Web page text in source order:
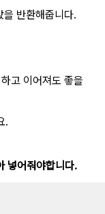
반환해줍니다.
고 이어져도 좋을
.
넣어줘야합니다.